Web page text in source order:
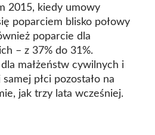
2015, kiedy umowy
poparciem blisko połowy
poparcie dla
– z 37% do 31%.
małżeństw cywilnych i
płci pozostało na
jak trzy lata wcześniej.